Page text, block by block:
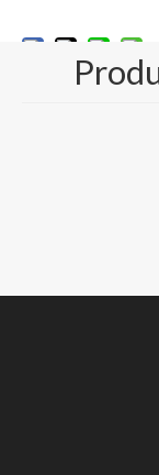
Descripción del